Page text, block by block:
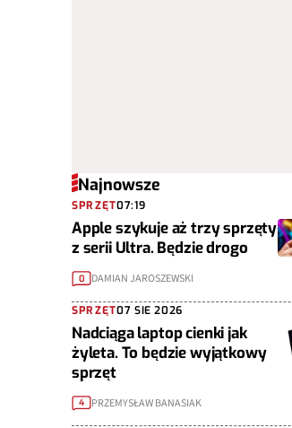
Najnowsze
SPRZĘT07:19
Apple szykuje aż trzy sprzęty
z serii Ultra. Będzie drogo
0 DAMIAN JAROSZEWSKI
SPRZĘT07 SIE 2026
Nadciąga laptop cienki jak
żyleta. To będzie wyjątkowy
sprzęt
4 PRZEMYSŁAW BANASIAK